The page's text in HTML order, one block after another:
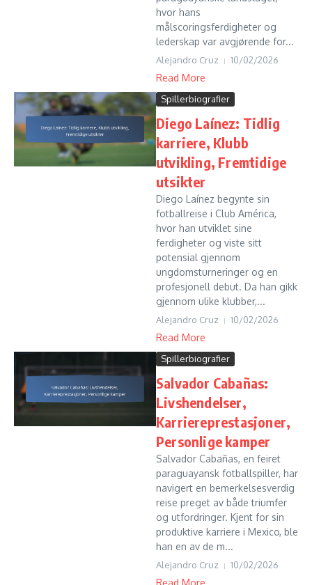
hvor hans
målscoringsferdigheter og
lederskap var avgjørende for...
Alejandro Cruz 10/02/2026
Read More
Spillerbiografier
Diego Laínez: Tidlig
karriere, Klubb
utvikling, Fremtidige
utsikter
Diego Laínez begynte sin
fotballreise i Club América,
hvor han utviklet sine
ferdigheter og viste sitt
potensial gjennom
ungdomsturneringer og en
profesjonell debut. Da han gikk
gjennom ulike klubber,...
Alejandro Cruz 10/02/2026
Read More
Spillerbiografier
Salvador Cabañas:
Livshendelser,
Karriereprestasjoner,
Personlige kamper
Salvador Cabañas, en feiret
paraguayansk fotballspiller, har
navigert en bemerkelsesverdig
reise preget av både triumfer
og utfordringer. Kjent for sin
produktive karriere i Mexico, ble
han en av de m...
Alejandro Cruz 10/02/2026
Read More